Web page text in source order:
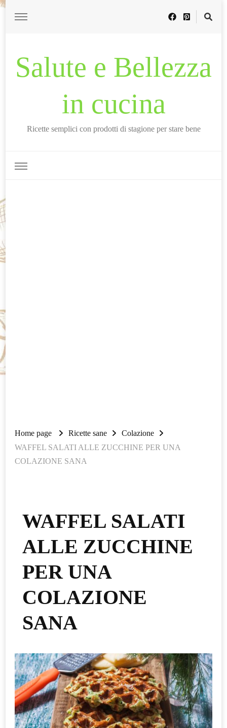
Salute e Bellezza
in cucina
Ricette semplici con prodotti di stagione per stare bene
Home page Ricette sane
Colazione
WAFFEL SALATI ALLE ZUCCHINE PER UNA
COLAZIONE SANA
WAFFEL SALATI
ALLE ZUCCHINE
PER UNA
COLAZIONE
SANA